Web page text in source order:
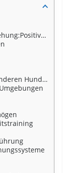
Verstärkung
Hunden